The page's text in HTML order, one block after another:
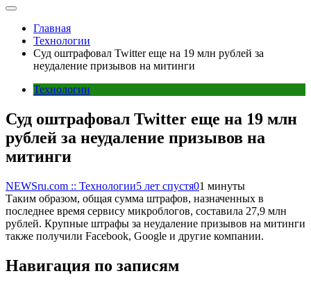
Главная
Технологии
Суд оштрафовал Twitter еще на 19 млн рублей за
неудаление призывов на митинги
Технологии
Суд оштрафовал Twitter еще на 19 млн
рублей за неудаление призывов на
митинги
NEWSru.com :: Технологии5 лет спустя01 минуты
Таким образом, общая сумма штрафов, назначенных в
последнее время сервису микроблогов, составила 27,9 млн
рублей. Крупные штрафы за неудаление призывов на митинги
также получили Facebook, Google и другие компании.
Навигация по записям